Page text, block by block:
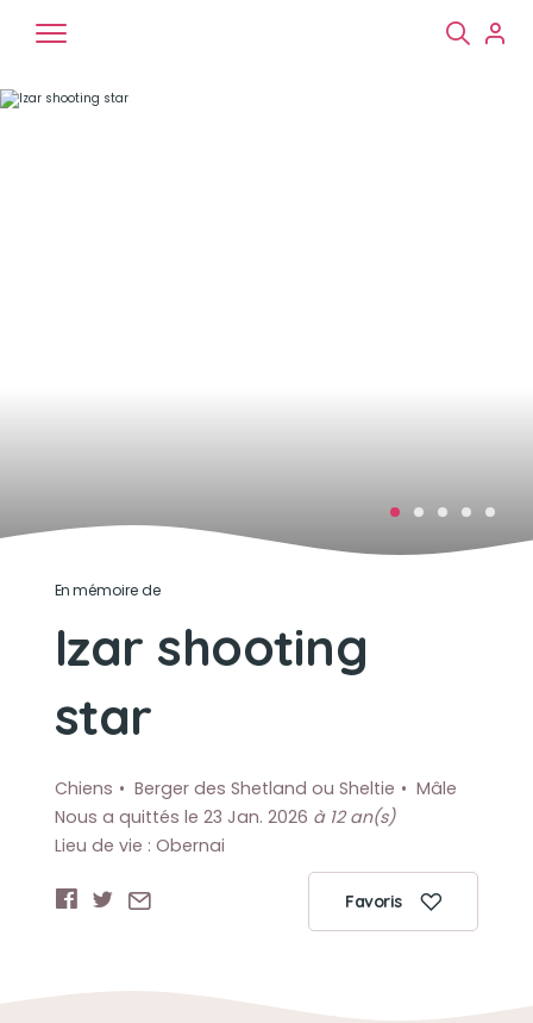
En mémoire de
Izar shooting
star
Chiens Berger des Shetland ou Sheltie
Mâle
Nous a quittés le 23 Jan. 2026 à 12 an(s)
Lieu de vie : Obernai
Favoris